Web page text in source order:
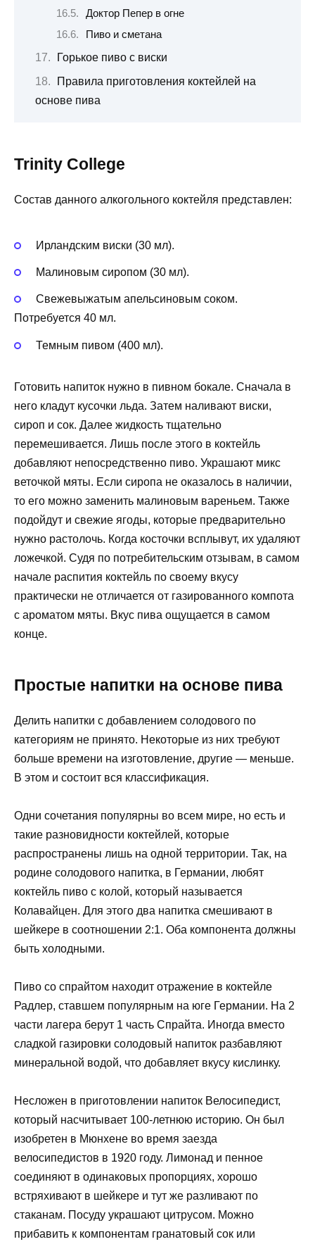
Доктор Пепер в огне
Пиво и сметана
Горькое пиво с виски
Правила приготовления коктейлей на
основе пива
Trinity College
Состав данного алкогольного коктейля представлен:
Ирландским виски (30 мл).
Малиновым сиропом (30 мл).
Свежевыжатым апельсиновым соком.
Потребуется 40 мл.
Темным пивом (400 мл).
Готовить напиток нужно в пивном бокале. Сначала в
него кладут кусочки льда. Затем наливают виски,
сироп и сок. Далее жидкость тщательно
перемешивается. Лишь после этого в коктейль
добавляют непосредственно пиво. Украшают микс
веточкой мяты. Если сиропа не оказалось в наличии,
то его можно заменить малиновым вареньем. Также
подойдут и свежие ягоды, которые предварительно
нужно растолочь. Когда косточки всплывут, их удаляют
ложечкой. Судя по потребительским отзывам, в самом
начале распития коктейль по своему вкусу
практически не отличается от газированного компота
с ароматом мяты. Вкус пива ощущается в самом
конце.
Простые напитки на основе пива
Делить напитки с добавлением солодового по
категориям не принято. Некоторые из них требуют
больше времени на изготовление, другие — меньше.
В этом и состоит вся классификация.
Одни сочетания популярны во всем мире, но есть и
такие разновидности коктейлей, которые
распространены лишь на одной территории. Так, на
родине солодового напитка, в Германии, любят
коктейль пиво с колой, который называется
Колавайцен. Для этого два напитка смешивают в
шейкере в соотношении 2:1. Оба компонента должны
быть холодными.
Пиво со спрайтом находит отражение в коктейле
Радлер, ставшем популярным на юге Германии. На 2
части лагера берут 1 часть Спрайта. Иногда вместо
сладкой газировки солодовый напиток разбавляют
минеральной водой, что добавляет вкусу кислинку.
Несложен в приготовлении напиток Велосипедист,
который насчитывает 100-летнюю историю. Он был
изобретен в Мюнхене во время заезда
велосипедистов в 1920 году. Лимонад и пенное
соединяют в одинаковых пропорциях, хорошо
встряхивают в шейкере и тут же разливают по
стаканам. Посуду украшают цитрусом. Можно
прибавить к компонентам гранатовый сок или